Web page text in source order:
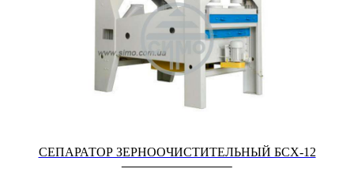
СЕПАРАТОР ЗЕРНООЧИСТИТЕЛЬНЫЙ БСХ-12